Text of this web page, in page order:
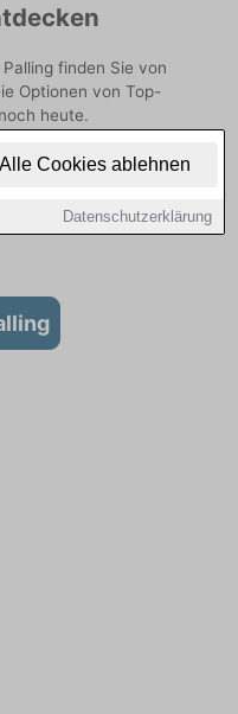
Alle Cookies ablehnen
Datenschutzerklärung
finden Sie von
Optionen von Top-
heute.
Bahn: Aktuell
für Ausbildung